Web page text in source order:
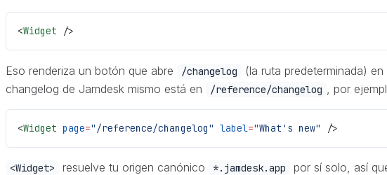
<Widget />
Eso renderiza un botón que abre /changelog (la ruta predeterminada)
changelog de Jamdesk mismo está en
/reference/changelog , por
<Widget page="/reference/changelog" label="What's new" />
<Widget> resuelve tu origen canónico *.jamdesk.app por sí solo, así